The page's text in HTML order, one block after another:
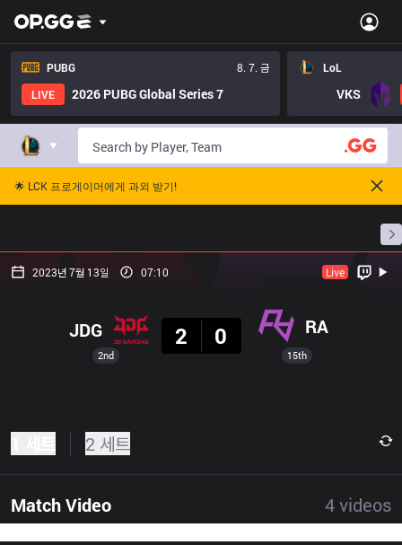
PUBG
8. 7. 금
LIVE
2026 PUBG Global Series 7
LoL
VKS
🌟 LCK 프로게이머에게 과외 받기!
프로빌
2023년 7월 13일 07:10 Live
2nd
JDG
2
0 RA
15th
2 세트
Match Video 4videos